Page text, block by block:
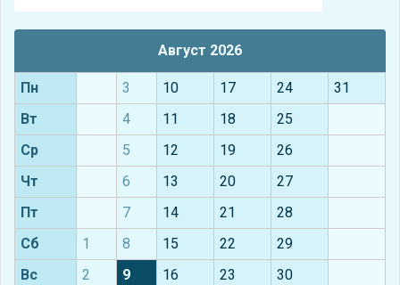
Август 2026
Пн 3 10 17 24
31
Вт
4 11 18
25
Ср
5 12 19
26
Чт
6 13 20
27
Пт
7 14 21
28
Сб
1 8 15 22
29
Вс
2 9 16 23 30